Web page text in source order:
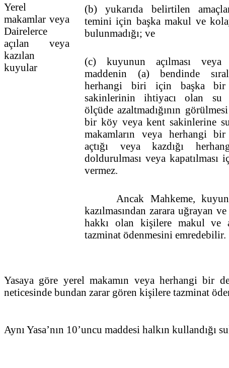
Yerel
makamlar veya
Dairelerce
açılan veya
kazılan
kuyular
(b) yukarıda belirtilen
temini için başka makul ve
bulunmadığı; ve
(c) kuyunun açılması veya
maddenin (a) bendinde
herhangi biri için başka
sakinlerinin ihtiyacı olan su
ölçüde azaltmadığının
bir köy veya kent sakinlerine
makamların veya herhangi
açtığı veya kazdığı
doldurulması veya kapatılması
vermez.
Ancak Mahkeme,
kazılmasından zarara uğrayan
hakkı olan kişilere makul ve
tazminat ödenmesini emredebilir.
Yasaya göre yerel makamın veya herhangi bir
neticesinde bundan zarar gören kişilere tazminat
Aynı Yasa’nın 10’uncu maddesi halkın kullandığı